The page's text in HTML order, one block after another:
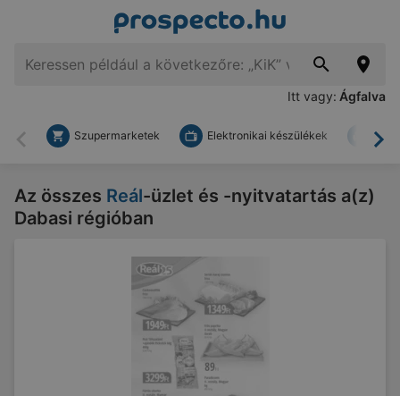
Itt vagy: Ágfalva
Vissza
Szupermarketek Elektronikai készülékek
Az összes Reál-üzlet és -nyitvatartás a(z)
Dabasi régióban